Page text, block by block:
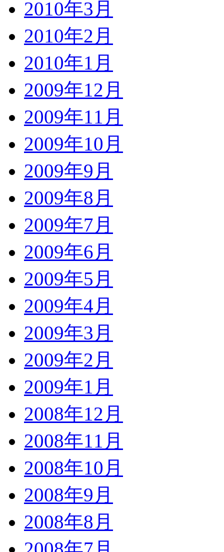
2010年3月
2010年2月
2010年1月
2009年12月
2009年11月
2009年10月
2009年9月
2009年8月
2009年7月
2009年6月
2009年5月
2009年4月
2009年3月
2009年2月
2009年1月
2008年12月
2008年11月
2008年10月
2008年9月
2008年8月